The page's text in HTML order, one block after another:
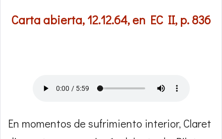
Carta abierta, 12.12.64, en EC II, p. 836
En momentos de sufrimiento interior, Claret